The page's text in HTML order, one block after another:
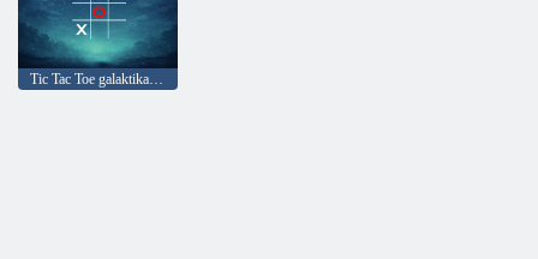
Tic Tac Toe galaktikas cīņa